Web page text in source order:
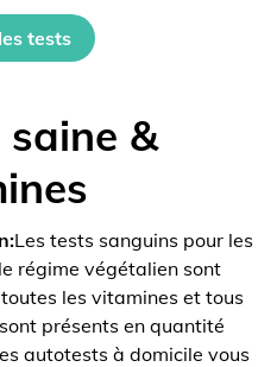
tests
&
Les tests sanguins pour les
régime végétalien sont
les vitamines et tous
présents en quantité
autotests à domicile vous